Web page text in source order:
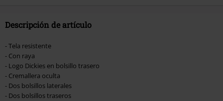
Descripción de artículo
- Tela resistente
- Con raya
- Logo Dickies en bolsillo trasero
- Cremallera oculta
- Dos bolsillos laterales
- Dos bolsillos traseros